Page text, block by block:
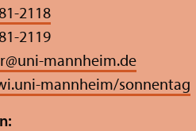
2118
2119
@uni-mannheim.de
mannheim/sonnentag